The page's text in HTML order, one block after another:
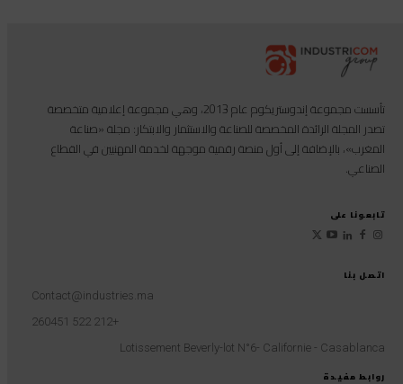
روابط مفيدة
اتصل بنا
Contact@industries.ma
+212 522 260451
Lotissement Beverly-lot N°6- Californie - Casablanca
تأسست مجموعة إندوستريكوم عام 2013، وهي مجموعة إعلامية متخصصة
تصدر المجلة الرائدة المخصصة للصناعة والاستثمار والابتكار: مجلة «صناعة
المغرب»، بالإضافة إلى أول منصة رقمية موجهة لخدمة المهنيين في القطاع
الصناعي.
تابعونا على